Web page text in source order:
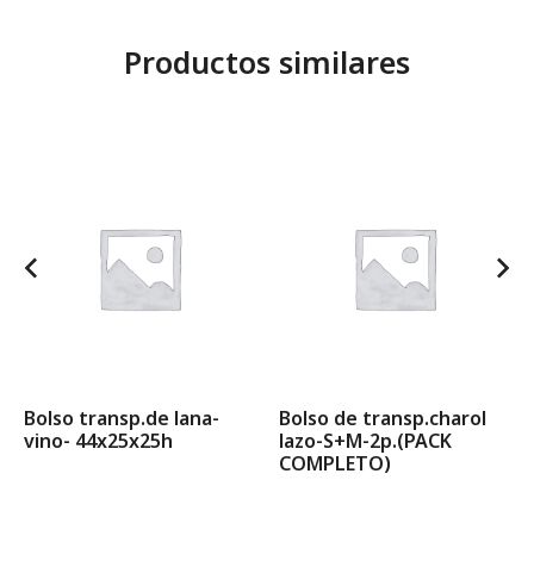
Productos similares
Bolso transp.de lana-
vino- 44x25x25h
Bolso de transp.charol
lazo-S+M-2p.(PACK
COMPLETO)